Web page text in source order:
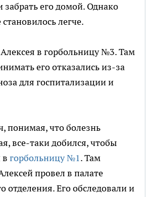
забрать его домой. Однако
легче.
в горбольницу №3. Там
его отказались из-за
для госпитализации и
понимая, что болезнь
все-таки добился, чтобы
горбольницу №1. Там
провел в палате
отделения. Его обследовали и